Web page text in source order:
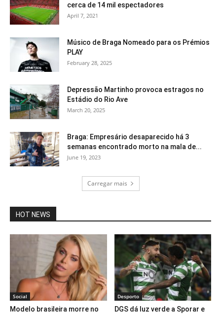
cerca de 14 mil espectadores
April 7, 2021
Músico de Braga Nomeado para os Prémios
PLAY
February 28, 2025
Depressão Martinho provoca estragos no
Estádio do Rio Ave
March 20, 2025
Braga: Empresário desaparecido há 3
semanas encontrado morto na mala de...
June 19, 2023
Carregar mais
HOT NEWS
Social
Modelo brasileira morre no
Desporto
DGS dá luz verde a Sporar e